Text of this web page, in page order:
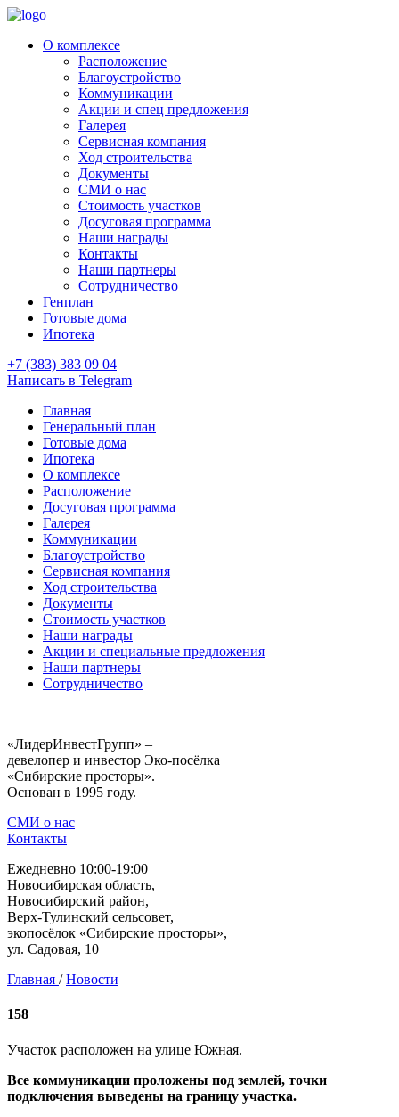
О комплексе
Расположение
Благоустройство
Коммуникации
Акции и спец предложения
Галерея
Сервисная компания
Ход строительства
Документы
СМИ о нас
Стоимость участков
Досуговая программа
Наши награды
Контакты
Наши партнеры
Сотрудничество
Генплан
Готовые дома
Ипотека
+7 (383) 383 09 04
Написать в Telegram
Главная
Генеральный план
Готовые дома
Ипотека
О комплексе
Расположение
Досуговая программа
Галерея
Коммуникации
Благоустройство
Сервисная компания
Ход строительства
Документы
Стоимость участков
Наши награды
Акции и специальные предложения
Наши партнеры
Сотрудничество
«ЛидерИнвестГрупп» –
девелопер и инвестор Эко-посёлка
«Сибирские просторы».
Основан в 1995 году.
СМИ о нас
Контакты
Ежедневно 10:00-19:00
Новосибирская область,
Новосибирский район,
Верх-Тулинский сельсовет,
экопосёлок «Сибирские просторы»,
ул. Садовая, 10
Главная / Новости
158
Участок расположен на улице Южная.
Все коммуникации проложены под землей, точки
подключения выведены на границу участка.